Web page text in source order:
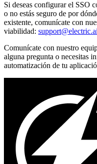
Si deseas configurar el SSO
o no estás seguro de por
existente, comunícate con
viabilidad: support@electric.ai
Comunícate con nuestro
alguna pregunta o necesitas
automatización de tu